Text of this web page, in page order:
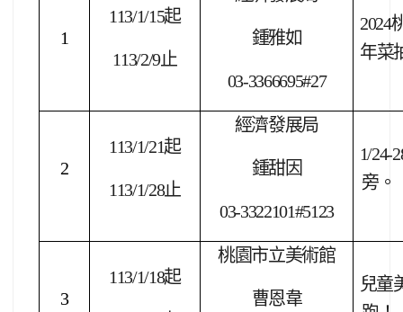
1
113/1/15起
113/2/9止
鍾雅如
03-3366695#27
2024
年菜
2
113/1/21起
113/1/28止
經濟發展局
鍾甜因
03-3322101#5123
1/24-
旁。
3
113/1/18起
桃園市立美術館
曹恩韋
兒童